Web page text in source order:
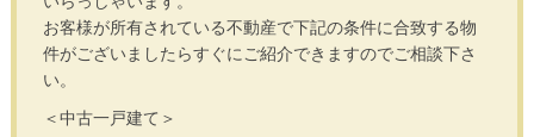
お客様が所有されている不動産で下記の条件に合致する物
件がございましたらすぐにご紹介できますのでご相談下さ
い。
＜中古一戸建て＞